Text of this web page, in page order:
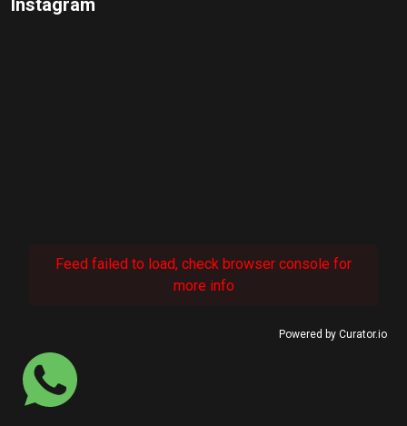
Instagram
Feed failed to load, check browser console for
more info
Powered by Curator.io